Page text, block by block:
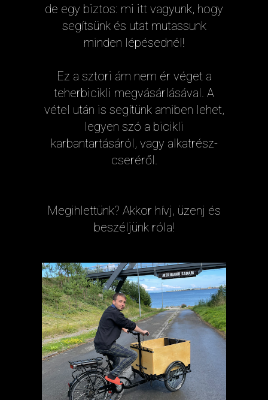
de egy biztos: mi itt vagyunk, hogy
segítsünk és utat mutassunk
minden lépésednél!
Ez a sztori ám nem ér véget a
teherbicikli megvásárlásával. A
vétel után is segítünk amiben lehet,
legyen szó a bicikli
karbantartásáról, vagy alkatrész-
cseréről.
Megihlettünk? Akkor hívj, üzenj és
beszéljünk róla!